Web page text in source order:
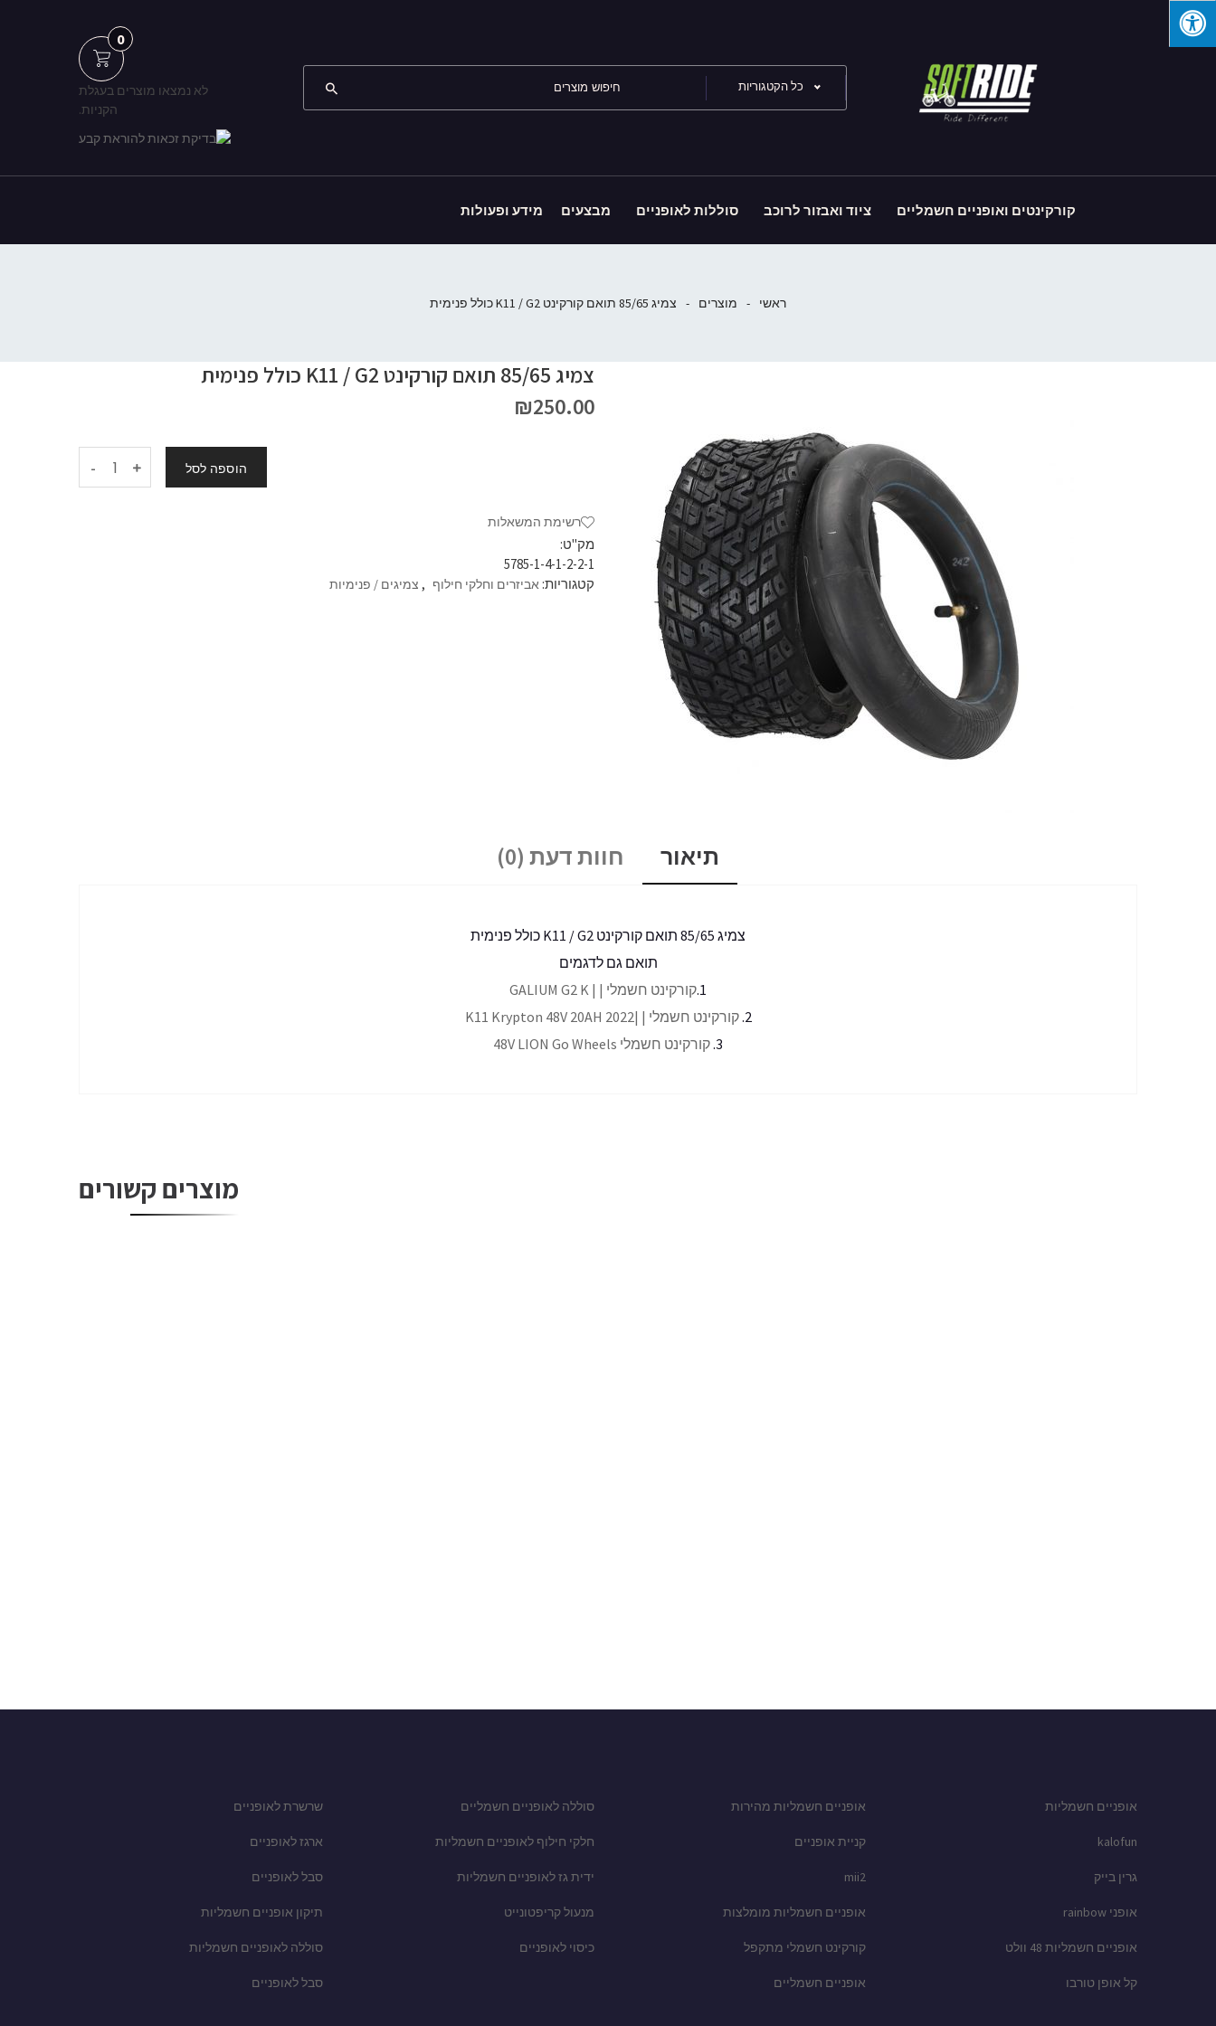
כל הקטגוריות
0
לא נמצאו מוצרים בעגלת
הקניות.
קורקינטים ואופניים חשמליים ציוד ואבזור לרוכב סוללות לאופניים מבצעים מידע ופעולות
ראשי - מוצרים - צמיג 85/65 תואם קורקינט K11 / G2 כולל פנימית
צמיג 85/65 תואם קורקינט K11 / G2 כולל פנימית
₪250.00
- הוספה לסל
רשימת המשאלות
מק"ט:
5785-1-4-1-2-2-1
קטגוריות: אביזרים וחלקי חילוף , צמיגים / פנימיות
תיאור חוות דעת (0)
צמיג 85/65 תואם קורקינט K11 / G2 כולל פנימית
תואם גם לדגמים
1. קורקינט חשמלי | | GALIUM G2 K
2. קורקינט חשמלי | |K11 Krypton 48V 20AH 2022
3. קורקינט חשמלי 48V LION Go Wheels
מוצרים קשורים
אופניים חשמליות
kalofun
גרין בייק
אופני rainbow
אופניים חשמליות 48 וולט
קל אופן טורבו
אופניים חשמליות מהירות
קניית אופניים
mii2
אופניים חשמליות מומלצות
קורקינט חשמלי מתקפל
אופניים חשמליים
סוללה לאופניים חשמליים
חלקי חילוף לאופניים חשמליות
ידית גז לאופניים חשמליות
מנעול קריפטונייט
כיסוי לאופניים
שרשרת לאופניים
ארגז לאופניים
סבל לאופניים
תיקון אופניים חשמליות
סוללה לאופניים חשמליות
סבל לאופניים